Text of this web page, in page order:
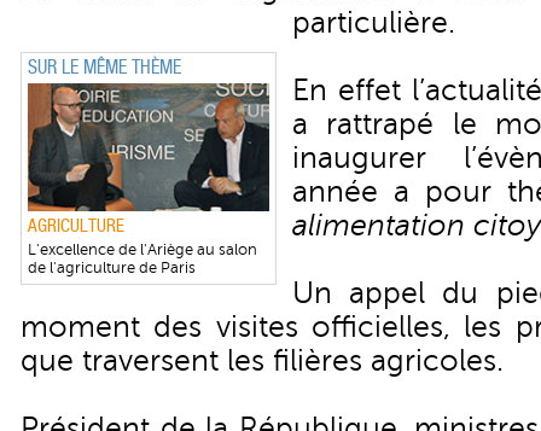
SUR LE MÊME THÈME
AGRICULTURE
L'excellence de l'Ariège au salon
de l'agriculture de Paris
particulière.
En effet
a rattrapé le
inaugurer
année a pour
alimentation
Un appel du
moment des visites officielles, les
que traversent les filières agricoles.